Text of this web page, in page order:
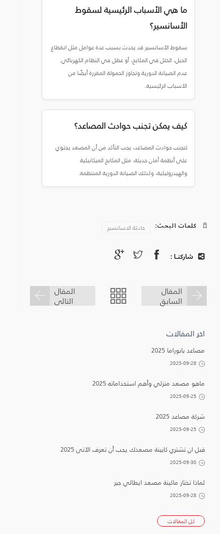
ما هي الأسباب الرئيسية لسقوط
الأسانسير؟
سقوط الأسانسير قد يحدث بسبب عدة عوامل مثل انقطاع
الحبل، الخلل في المكابح، أو عطل في النظام الكهربائي.
عدم الصيانة الدورية وتجاوز الحمولة المقررة أيضًا من
الأسباب الرئيسية.
كيف يمكن تجنب حوادث المصاعد؟
لتجنب حوادث المصاعد، يجب التأكد من أن المصعد يحتوي
على أنظمة أمان حديثة، مثل المكابح الميكانيكية
والهيدروليكية، وكذلك الصيانة الدورية المنتظمة.
كلمات البحث: حادثة الاسانسير
شاركنـا :
المقال
السابق
المقال
التالى
اخر المقالات
مصاعد بانوراما 2025
2025-09-28
ماهو مصعد منزلي وأهم استخداماته 2025
2025-09-25
شركة مصاعد 2025
2025-09-25
قبل ان تشتري كابينة مصعدك يجب أن تعرف الأتى 2025
2025-09-30
لماذا تختار ماكينة مصعد ايطالي جير
2025-09-28
كل المقالات